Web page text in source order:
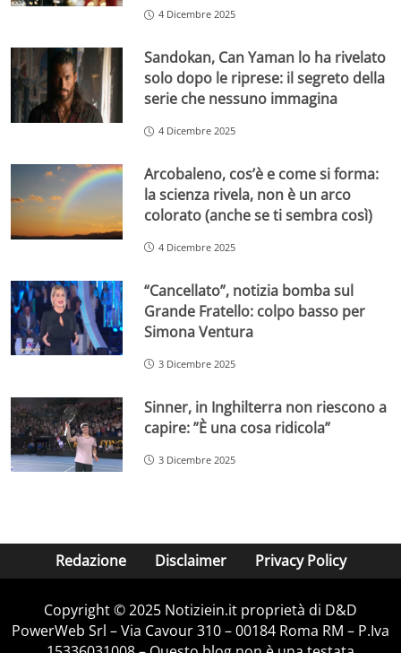
4 Dicembre 2025
Sandokan, Can Yaman lo ha rivelato
solo dopo le riprese: il segreto della
serie che nessuno immagina
4 Dicembre 2025
Arcobaleno, cos’è e come si forma:
la scienza rivela, non è un arco
colorato (anche se ti sembra così)
4 Dicembre 2025
“Cancellato”, notizia bomba sul
Grande Fratello: colpo basso per
Simona Ventura
3 Dicembre 2025
Sinner, in Inghilterra non riescono a
capire: ”È una cosa ridicola”
3 Dicembre 2025
Redazione Disclaimer Privacy Policy
Copyright © 2025 Notiziein.it proprietà di D&D
PowerWeb Srl – Via Cavour 310 – 00184 Roma RM – P.Iva